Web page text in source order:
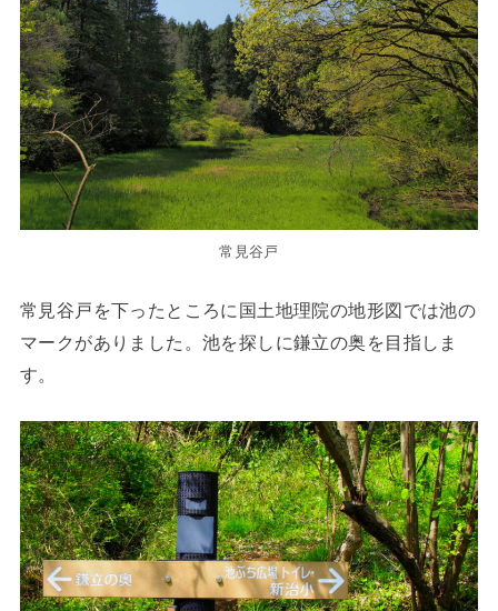
常見谷戸
常見谷戸を下ったところに国土地理院の地形図では池の
マークがありました。池を探しに鎌立の奥を目指しま
す。